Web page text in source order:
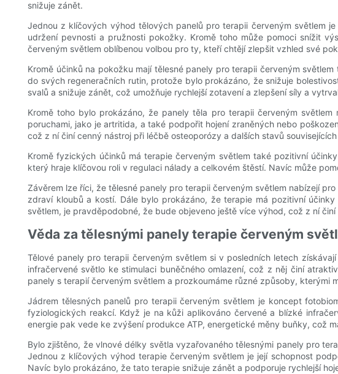
snižuje zánět.
Jednou z klíčových výhod tělových panelů pro terapii červeným světlem
udržení pevnosti a pružnosti pokožky. Kromě toho může pomoci snížit
červeným světlem oblíbenou volbou pro ty, kteří chtějí zlepšit vzhled své
Kromě účinků na pokožku mají tělesné panely pro terapii červeným
do svých regeneračních rutin, protože bylo prokázáno, že snižuje
svalů a snižuje zánět, což umožňuje rychlejší zotavení a zlepšení síly a
Kromě toho bylo prokázáno, že panely těla pro terapii červeným
poruchami, jako je artritida, a také podpořit hojení zraněných nebo
což z ní činí cenný nástroj při léčbě osteoporózy a dalších stavů
Kromě fyzických účinků má terapie červeným světlem také pozitivní
který hraje klíčovou roli v regulaci nálady a celkovém štěstí. Navíc může
Závěrem lze říci, že tělesné panely pro terapii červeným světlem nabízejí
zdraví kloubů a kostí. Dále bylo prokázáno, že terapie má pozitivní
světlem, je pravděpodobné, že bude objeveno ještě více výhod, což z ní
Věda za tělesnými panely terapie červeným
Tělové panely pro terapii červeným světlem si v posledních letech
infračervené světlo ke stimulaci buněčného omlazení, což z něj činí
panely s terapií červeným světlem a prozkoumáme různé způsoby, kterými
Jádrem tělesných panelů pro terapii červeným světlem je koncept
fyziologických reakcí. Když je na kůži aplikováno červené a blízké
energie pak vede ke zvýšení produkce ATP, energetické měny buňky, což
Bylo zjištěno, že vlnové délky světla vyzařovaného tělesnými panely pro
Jednou z klíčových výhod terapie červeným světlem je její schopnost
Navíc bylo prokázáno, že tato terapie snižuje zánět a podporuje rychlejší